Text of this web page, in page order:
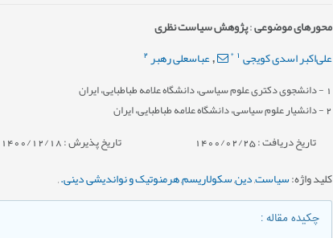
محورهای موضوعی:پژوهش سیاست نظری
علی‌اکبر اسدی کویجی 1
*
,عباسعلی رهبر2
1 - دانشجوی دکتری علوم سیاسی، دانشگاه علامه طباطبایی، ایران
2- دانشیار علوم سیاسی، دانشگاه علامه طباطبایی، ایران
تاریخ دریافت : 1400/02/25 تاریخ پذیرش : 1400/12/18
کلید واژه:سیاست,دین,سکولاریسم,هرمنوتیک و نواندیشی دینی.,
چکیده مقاله: